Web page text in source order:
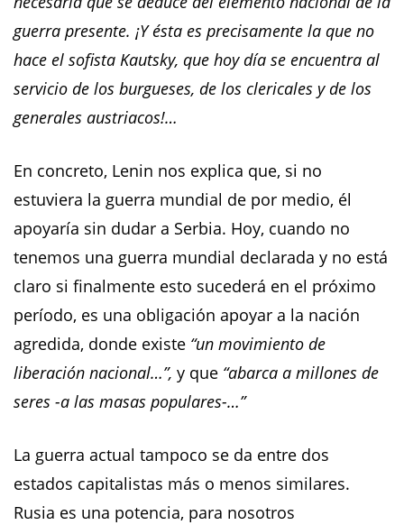
guerra presente. ¡Y ésta es precisamente la que no
hace el sofista Kautsky, que hoy día se encuentra al
servicio de los burgueses, de los clericales y de los
generales austriacos!…
En concreto, Lenin nos explica que, si no
estuviera la guerra mundial de por medio, él
apoyaría sin dudar a Serbia. Hoy, cuando no
tenemos una guerra mundial declarada y no está
claro si finalmente esto sucederá en el próximo
período, es una obligación apoyar a la nación
agredida, donde existe “un movimiento de
liberación nacional…”, y que “abarca a millones de
seres -a las masas populares-…”
La guerra actual tampoco se da entre dos
estados capitalistas más o menos similares.
Rusia es una potencia, para nosotros